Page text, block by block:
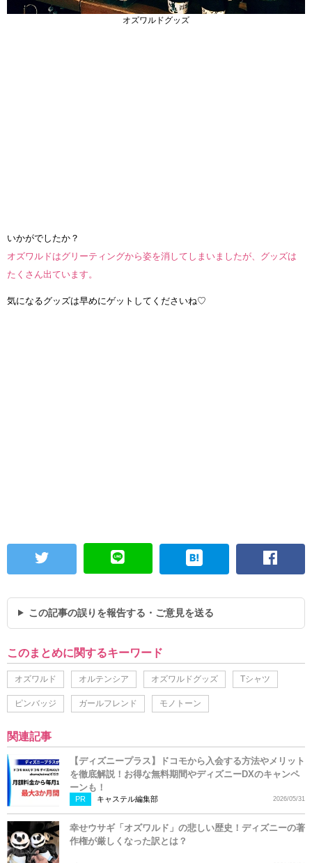
オズワルドグッズ
いかがでしたか？
オズワルドはグリーティングから姿を消してしまいましたが、グッズは
たくさん出ています。
気になるグッズは早めにゲットしてくださいね♡
この記事の誤りを報告する・ご意見を送る
このまとめに関するキーワード
オズワルド オルテンシア オズワルドグッズ Tシャツ
ピンバッジ ガールフレンド モノトーン
関連記事
【ディズニープラス】ドコモから入会する方法やメリット
を徹底解説！お得な無料期間やディズニーDXのキャンペ
ーンも！
PR キャステル編集部 2026/05/31
幸せウサギ「オズワルド」の悲しい歴史！ディズニーの著
作権が厳しくなった訳とは？